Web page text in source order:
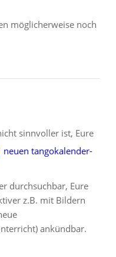
möglicherweise noch
sinnvoller ist, Eure
neuen tangokalender-
durchsuchbar, Eure
z.B. mit Bildern
ankündbar.